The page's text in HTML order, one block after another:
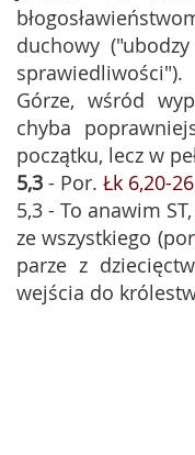
duchowy
Górze, wśród
chyba
początku, lecz w
5,3 - Por. Łk 6,20-26
5,3 - To anawim
ze wszystkiego
parze z
wejścia do